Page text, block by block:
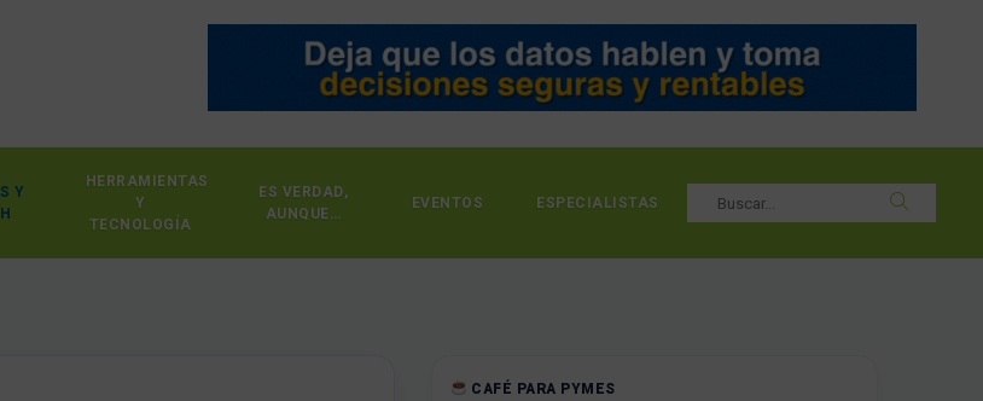
Y
HERRAMIENTAS
Y
TECNOLOGÍA
ES VERDAD,
AUNQUE…
EVENTOS ESPECIALISTAS
CAFÉ PARA PYMES